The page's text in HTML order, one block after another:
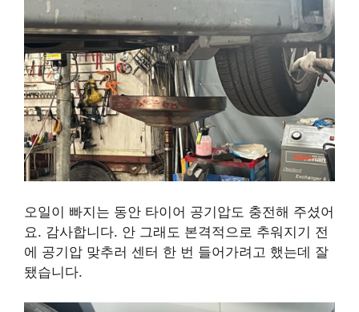
오일이 빠지는 동안 타이어 공기압도 충전해 주셨어
요. 감사합니다. 안 그래도 본격적으로 추워지기 전
에 공기압 맞추러 센터 한 번 들어가려고 했는데 잘
됐습니다.